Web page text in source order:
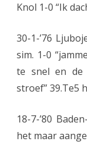
Knol 1-0 “Ik
30-1-’76
sim. 1-0
te snel en de
stroef” 39.Te5
18-7-’80
het maar